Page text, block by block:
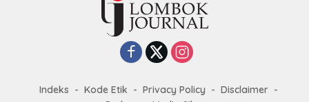
Indeks Kode Etik Privacy Policy
Disclaimer